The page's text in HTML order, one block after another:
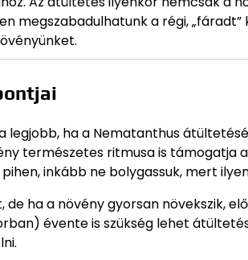
megszabadulhatunk a régi, „fáradt”
ha a Nematanthus
természetes ritmusa is támogatja
inkább ne bolygassuk, mert
ha a növény gyorsan növekszik,
évente is szükség lehet